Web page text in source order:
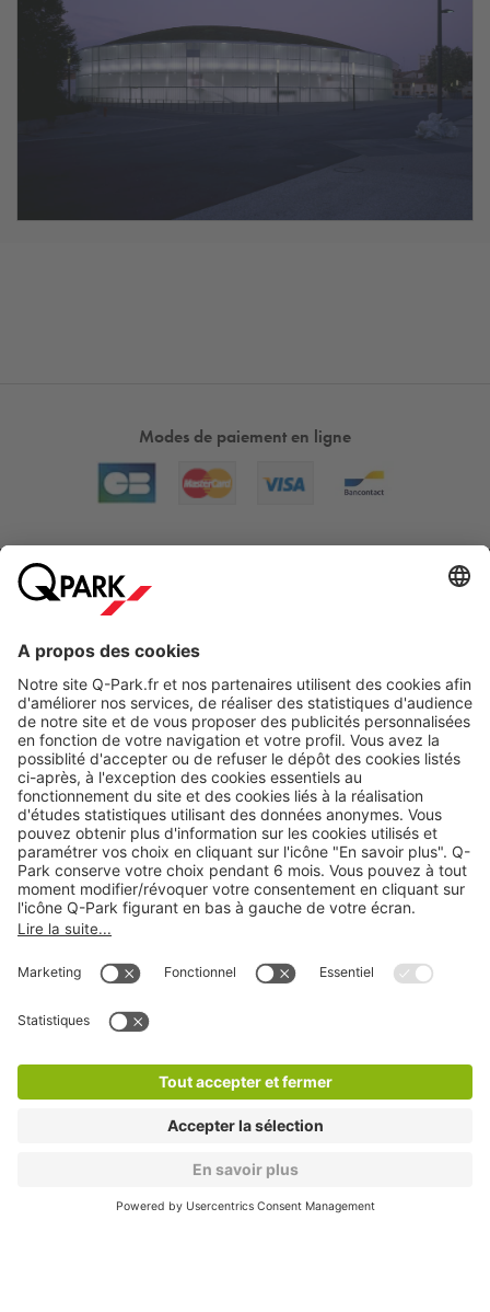
Modes de paiement en ligne
Nos produits
Nos services
Copyright
CGV
Déclaration de confidentialité
Informations légales
Médiation
* Réduction appliquée par rapport aux tarifs d'un